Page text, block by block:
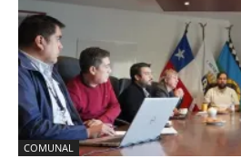
COMUNAL